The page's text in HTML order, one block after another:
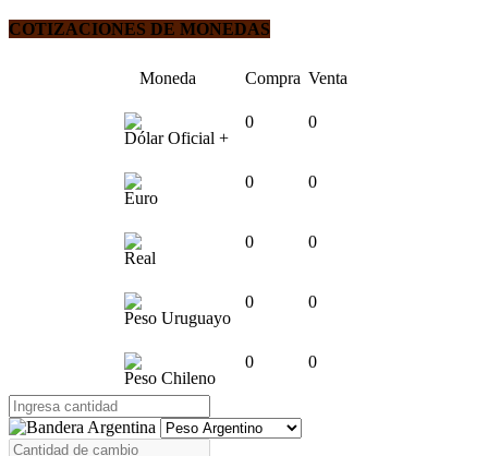
COTIZACIONES DE MONEDAS
Moneda Compra Venta
Dólar Oficial +
0 0
Euro
0 0
Real
0 0
Peso Uruguayo
0 0
Peso Chileno
0 0